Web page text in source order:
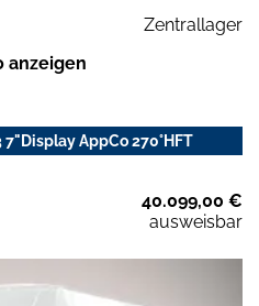
Zentrallager
anzeigen
7"Display AppCo 270°HFT
40.099,00 €
ausweisbar